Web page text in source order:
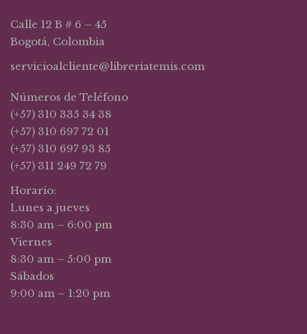
Calle 12 B # 6 – 45
Bogotá, Colombia
servicioalcliente@libreriatemis.com
Números de Teléfono
(+57) 310 335 34 38
(+57) 310 697 72 01
(+57) 310 697 93 85
(+57) 311 249 72 79
Horario:
Lunes a jueves
8:30 am – 6:00 pm
Viernes
8:30 am – 5:00 pm
Sábados
9:00 am – 1:20 pm